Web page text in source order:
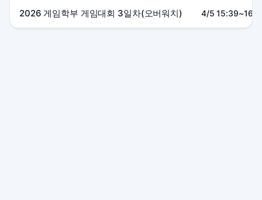
2026 게임학부 게임대회 3일차(오버워치) 4/5